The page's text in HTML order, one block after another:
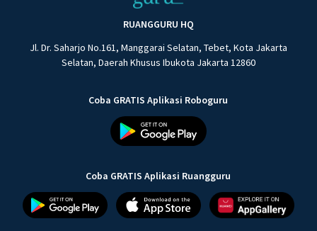
RUANGGURU HQ
Jl. Dr. Saharjo No.161, Manggarai Selatan, Tebet, Kota Jakarta
Selatan, Daerah Khusus Ibukota Jakarta 12860
Coba GRATIS Aplikasi Roboguru
Coba GRATIS Aplikasi Ruangguru